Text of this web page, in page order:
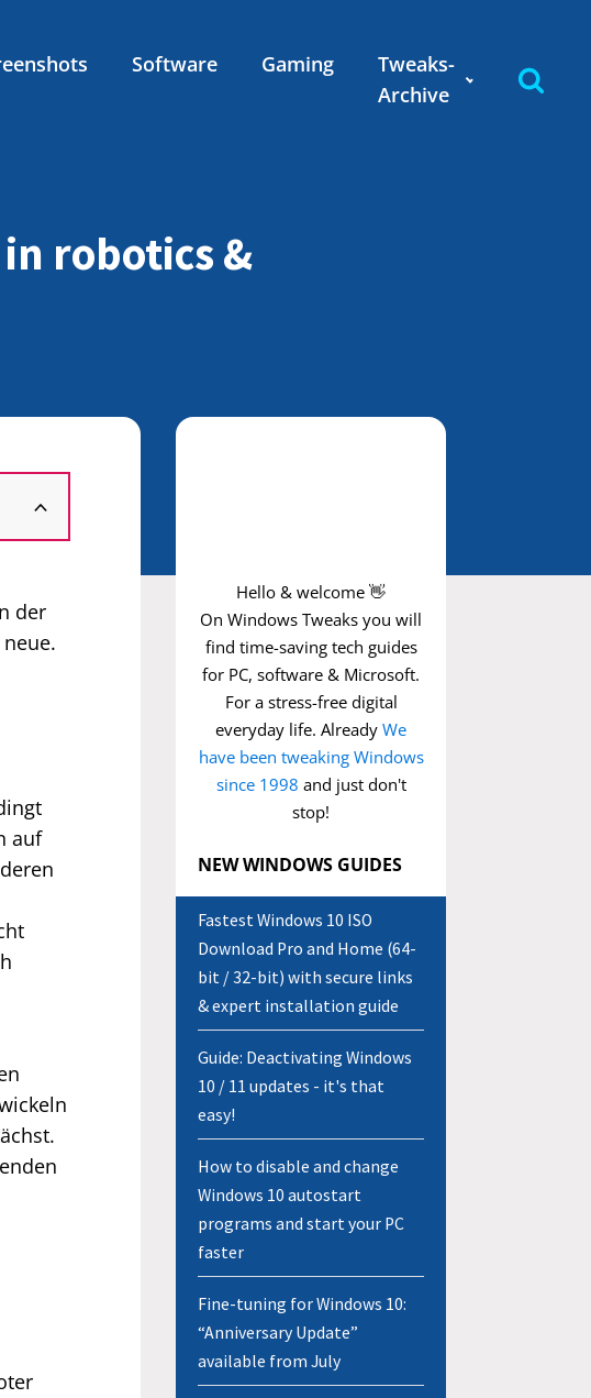
Software Gaming
Tweaks-
Archive
robotics &
der
auf
Hello & welcome 👋
On Windows Tweaks you will
find time-saving tech guides
for PC, software & Microsoft.
For a stress-free digital
everyday life. Already We
have been tweaking Windows
since 1998 and just don't
stop!
NEW WINDOWS GUIDES
Fastest Windows 10 ISO
Download Pro and Home (64-
bit / 32-bit) with secure links
& expert installation guide
Guide: Deactivating Windows
10 / 11 updates - it's that
easy!
How to disable and change
Windows 10 autostart
programs and start your PC
faster
Fine-tuning for Windows 10:
“Anniversary Update”
available from July